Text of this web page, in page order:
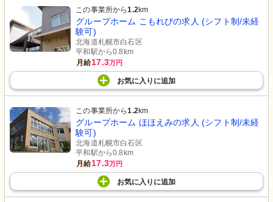
この事業所から1.2km
グループホーム こもれびの求人 (シフト制/未経
験可)
北海道札幌市白石区
平和駅から0.8km
月給17.3万円
お気に入り に追加
この事業所から1.2km
グループホーム ほほえみの求人 (シフト制/未経
験可)
北海道札幌市白石区
平和駅から0.8km
月給17.3万円
お気に入り に追加